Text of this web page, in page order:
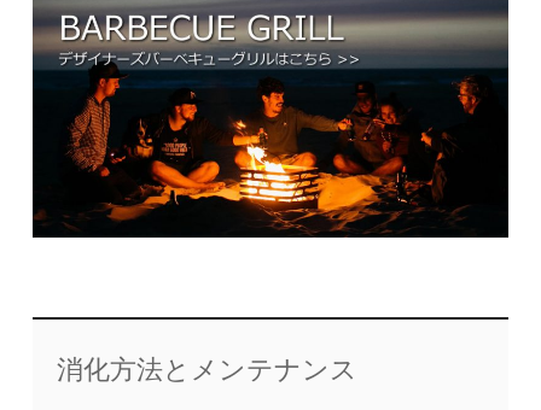
消化方法とメンテナンス